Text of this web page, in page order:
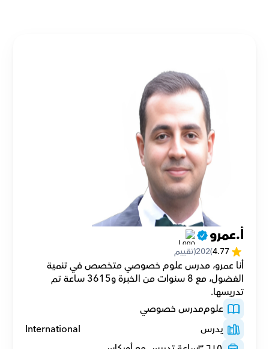
أ.عمرو
4.77
(
202(تقييم
تدريسها.
علوممدرس خصوصي
يدرس
International